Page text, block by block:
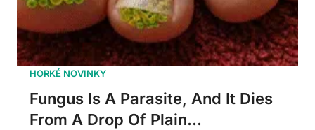
Fungus Is A Parasite, And It Dies
From A Drop Of Plain...